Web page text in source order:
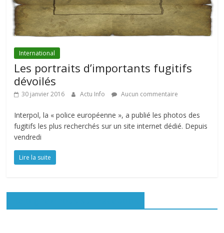
International
Les portraits d’importants fugitifs
dévoilés
30 janvier 2016 Actu Info Aucun commentaire
Interpol, la « police européenne », a publié les photos des
fugitifs les plus recherchés sur un site internet dédié. Depuis
vendredi
Lire la suite